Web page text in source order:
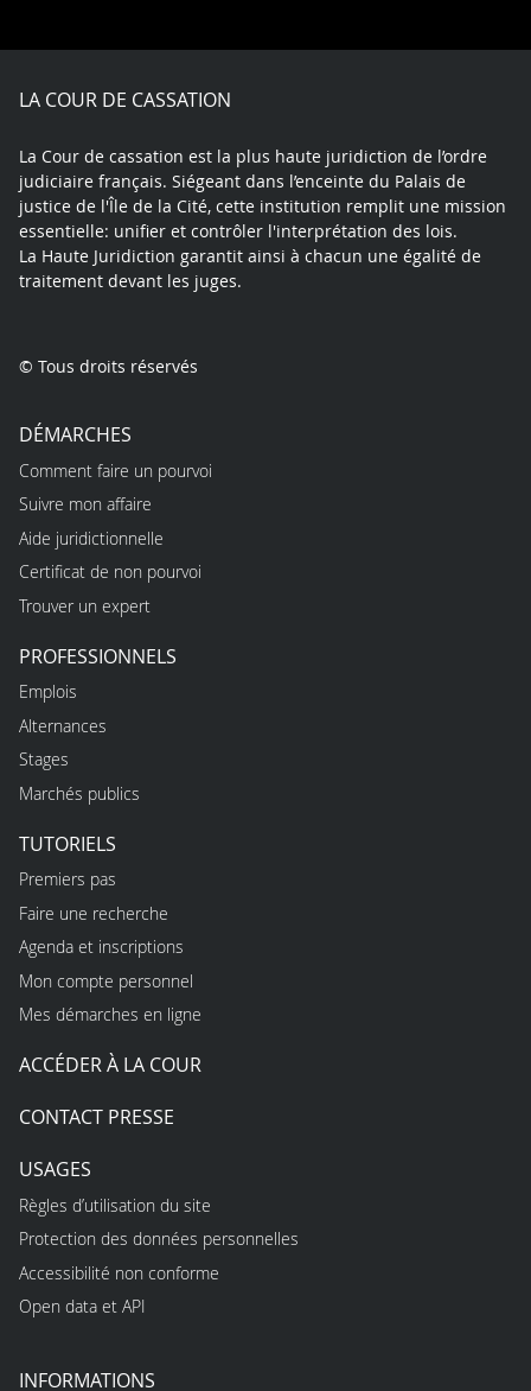
X
FacebookYoutubeLinkedInInstagram
LA COUR DE CASSATION
La Cour de cassation est la plus haute juridiction de l’ordre
judiciaire français. Siégeant dans l’enceinte du Palais de
justice de l'Île de la Cité, cette institution remplit une mission
essentielle: unifier et contrôler l'interprétation des lois.
La Haute Juridiction garantit ainsi à chacun une égalité de
traitement devant les juges.
© Tous droits réservés
DÉMARCHES
Comment faire un pourvoi
Suivre mon affaire
Aide juridictionnelle
Certificat de non pourvoi
Trouver un expert
PROFESSIONNELS
Emplois
Alternances
Stages
Marchés publics
TUTORIELS
Premiers pas
Faire une recherche
Agenda et inscriptions
Mon compte personnel
Mes démarches en ligne
ACCÉDER À LA COUR
CONTACT PRESSE
USAGES
Règles d’utilisation du site
Protection des données personnelles
Accessibilité non conforme
Open data et API
INFORMATIONS